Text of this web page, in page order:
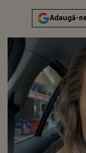
Adaugă-